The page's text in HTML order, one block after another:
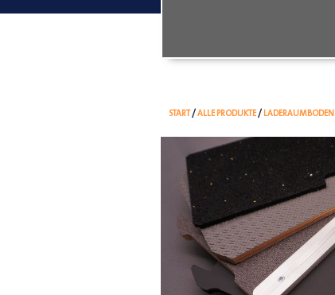
START/ALLE PRODUKTE/ LADERAUMBODEN